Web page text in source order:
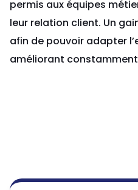
permis aux équipes
leur relation client. Un
afin de pouvoir adapter
améliorant